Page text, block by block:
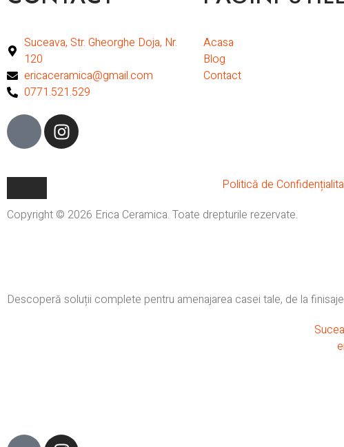
Suceava, Str. Gheorghe Doja, Nr.
120
ericaceramica@gmail.com
0771.521.529
Acasa
Blog
Contact
Politică de
Copyright © 2026 Erica Ceramica. Toate drepturile rezervate.
Descoperă soluții complete pentru amenajarea casei tale, de la